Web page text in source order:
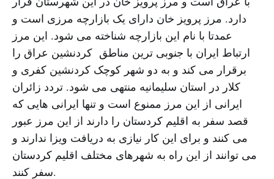
دارد. مرز پرویز خان دارای یک بازارچه مرزی است و
عمدتا با نام این بازارچه شناخته می شود. این مرز
ارتباط ایران با جنوبی ترین مناطق کردنشین عراق را
برقرار می کند و به دو شهر کوچک کردنشین کفری و
کلار در استان سلیمانیه منتهی می شود. تردد زائران
ایرانی از این مرز ممنوع است و تنها ایرانی هایی که
قصد سفر به اقلیم کردستان را دارند از این مرز عبور
مى کنند و براى این کار نیازى به دریافت ویزا ندارند و
مى توانند از این راه به شهرهاى مختلف اقلیم کردستان
سفر کنند.